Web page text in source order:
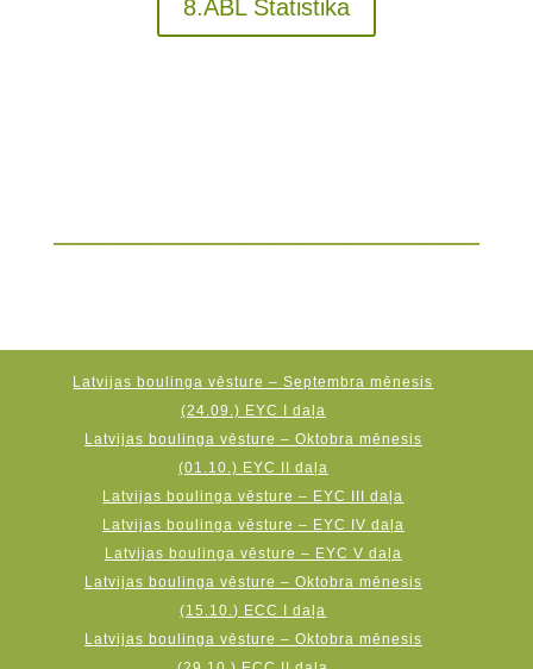
8.ABL Statistika
Latvijas boulinga vēsture – Septembra mēnesis
(24.09.) EYC I daļa
Latvijas boulinga vēsture – Oktobra mēnesis
(01.10.) EYC II daļa
Latvijas boulinga vēsture – EYC III daļa
Latvijas boulinga vēsture – EYC IV daļa
Latvijas boulinga vēsture – EYC V daļa
Latvijas boulinga vēsture – Oktobra mēnesis
(15.10.) ECC I daļa
Latvijas boulinga vēsture – Oktobra mēnesis